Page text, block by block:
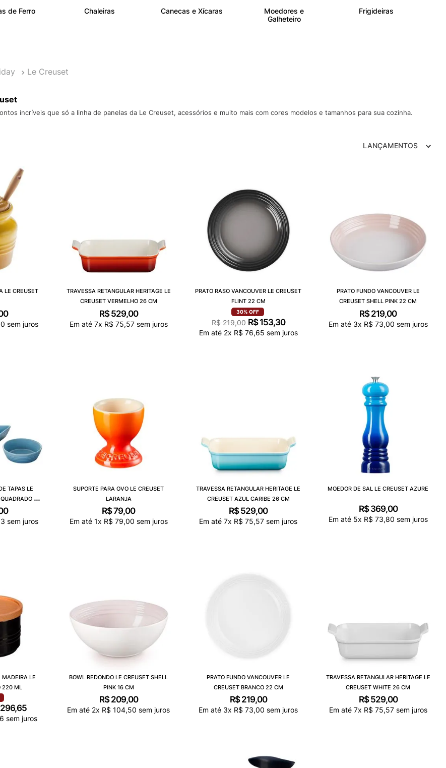
de Ferro Chaleiras Canecas e Xícaras
Moedores e
Galheteiro
Frigideiras
Le Creuset
incríveis que só a linha de panelas da Le Creuset, acessórios e muito mais com cores modelos e tamanhos para sua cozinha.
LANÇAMENTOS
LE CREUSET
sem juros
TRAVESSA RETANGULAR HERITAGE LE
CREUSET VERMELHO 26 CM
R$ 529,00
Em até 7x R$ 75,57sem juros
PRATO RASO VANCOUVER LE CREUSET
FLINT 22 CM
30% OFF
R$ 219,00 R$ 153,30
Em até 2x R$ 76,65 sem juros
PRATO FUNDO VANCOUVER LE
CREUSET SHELL PINK 22 CM
R$219,00
Em até 3x R$ 73,00 sem juros
TAPAS LE
E
sem juros
SUPORTE PARA OVO LE CREUSET
LARANJA
R$79,00
Em até 1x R$ 79,00 sem juros
TRAVESSA RETANGULAR HERITAGE LE
CREUSET AZUL CARIBE 26 CM
R$529,00
Em até7x R$ 75,57 sem juros
MOEDOR DE SAL LE CREUSET AZURE
R$ 369,00
Em até 5x R$ 73,80 sem juros
MADEIRA LE
220 ML
296,65
sem juros
BOWL REDONDO LE CREUSET SHELL
PINK 16 CM
R$ 209,00
Em até 2x R$ 104,50 sem juros
PRATO FUNDO VANCOUVER LE
CREUSET BRANCO 22 CM
R$ 219,00
Em até 3x R$ 73,00 sem juros
TRAVESSA RETANGULAR HERITAGE LE
CREUSET WHITE 26 CM
R$ 529,00
Em até 7x R$ 75,57sem juros